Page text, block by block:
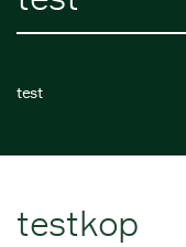
test
testkop